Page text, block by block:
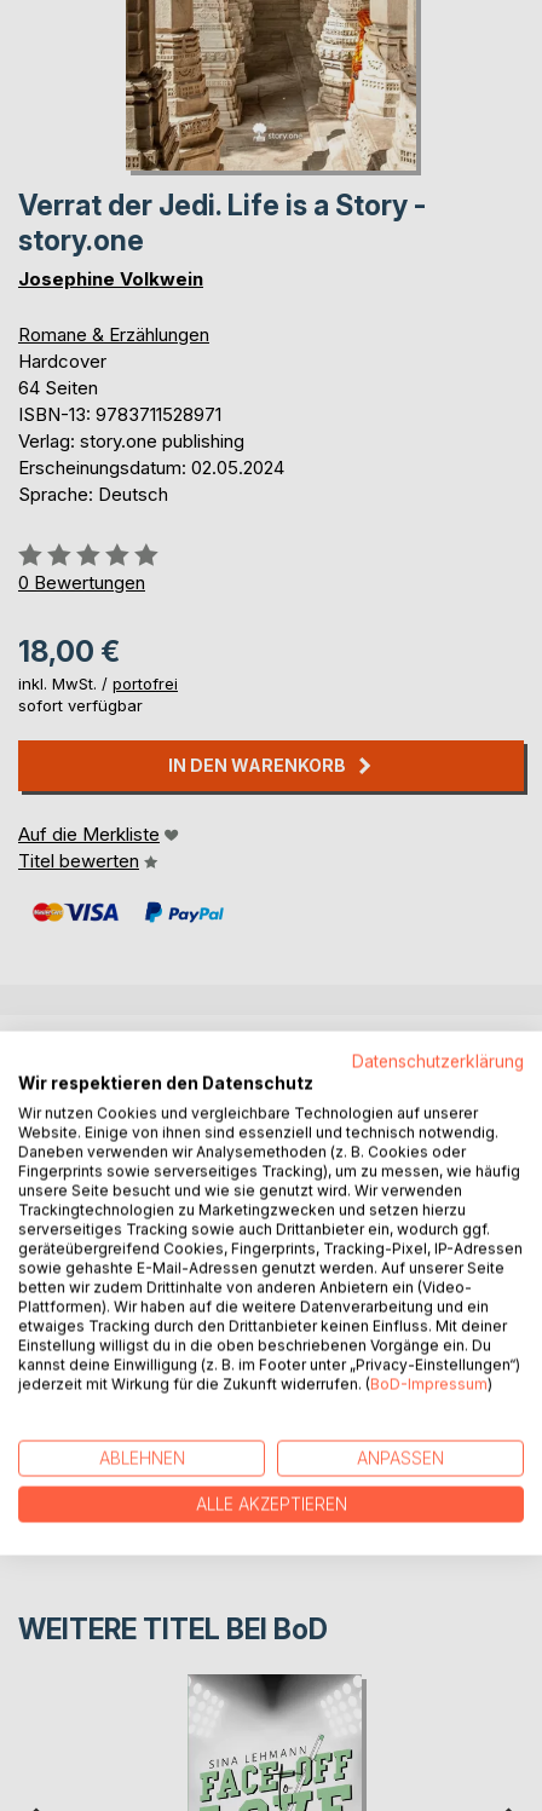
Verrat der Jedi. Life is a Story -
story.one
Josephine Volkwein
Romane & Erzählungen
Hardcover
64 Seiten
ISBN-13: 9783711528971
Verlag: story.one publishing
Erscheinungsdatum: 02.05.2024
Sprache: Deutsch
Bewertung::
0%
0 Bewertungen
18,00 €
inkl. MwSt. / portofrei
sofort verfügbar
IN DEN WARENKORB
Auf die Merkliste
Titel bewerten
Rhea Ventris, eine aufstrebende Jedi-Ritterin, strahlte in
der Jedi-Akademie auf. Bis eines Tages ihr Bruder des
Verrats angeschuldigt wurde. In der Schlacht der Order 66
verlor sie ihren Bruder an die dunkle Seite der Macht. Ihre
Flucht führte sie zu zwei neue Verbündete. Gemeinsam mit
ihnen macht sie sich auf eine lange Suche nach ihren
Bruder und stellt das Gleichgewicht der Macht wieder her.
AUTOR/IN
REZENSIONEN
WEITERE TITEL BEI BoD
Datenschutzerklärung
Wir respektieren den Datenschutz
Wir nutzen Cookies und vergleichbare Technologien auf unserer
Website. Einige von ihnen sind essenziell und technisch notwendig.
Daneben verwenden wir Analysemethoden (z. B. Cookies oder
Fingerprints sowie serverseitiges Tracking), um zu messen, wie häufig
unsere Seite besucht und wie sie genutzt wird. Wir verwenden
Trackingtechnologien zu Marketingzwecken und setzen hierzu
serverseitiges Tracking sowie auch Drittanbieter ein, wodurch ggf.
geräteübergreifend Cookies, Fingerprints, Tracking-Pixel, IP-Adressen
sowie gehashte E-Mail-Adressen genutzt werden. Auf unserer Seite
betten wir zudem Drittinhalte von anderen Anbietern ein (Video-
Plattformen). Wir haben auf die weitere Datenverarbeitung und ein
etwaiges Tracking durch den Drittanbieter keinen Einfluss. Mit deiner
Einstellung willigst du in die oben beschriebenen Vorgänge ein. Du
kannst deine Einwilligung (z. B. im Footer unter „Privacy-Einstellungen“)
jederzeit mit Wirkung für die Zukunft widerrufen. (BoD-Impressum)
ABLEHNEN ANPASSEN
ALLE AKZEPTIEREN